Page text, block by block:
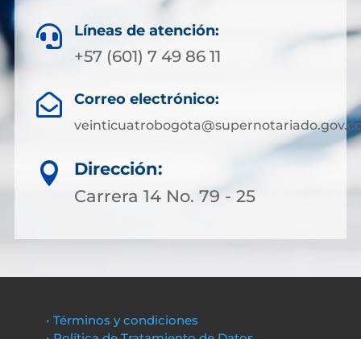
 Líneas de atención:
+57 (601) 7 49 86 11
 Correo electrónico:

Dirección:
Carrera 14 No. 79 - 25
• Términos y condiciones